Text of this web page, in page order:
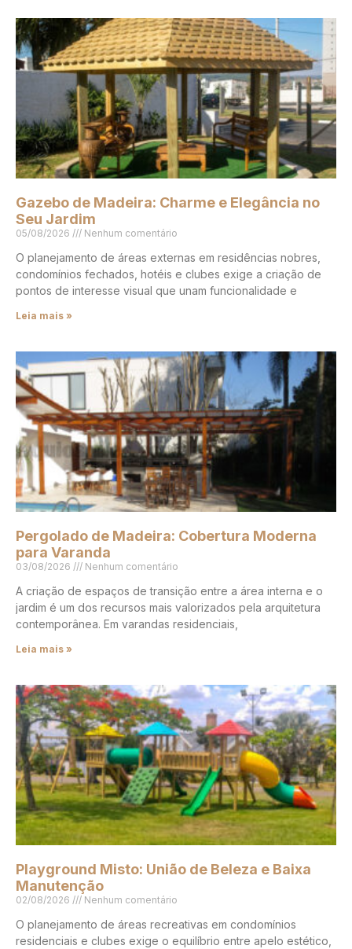
Gazebo de Madeira: Charme e Elegância no
Seu Jardim
05/08/2026 Nenhum comentário
O planejamento de áreas externas em residências nobres,
condomínios fechados, hotéis e clubes exige a criação de
pontos de interesse visual que unam funcionalidade e
Leia mais »
Pergolado de Madeira: Cobertura Moderna
para Varanda
03/08/2026 Nenhum comentário
A criação de espaços de transição entre a área interna e o
jardim é um dos recursos mais valorizados pela arquitetura
contemporânea. Em varandas residenciais,
Leia mais »
Playground Misto: União de Beleza e Baixa
Manutenção
02/08/2026 Nenhum comentário
O planejamento de áreas recreativas em condomínios
residenciais e clubes exige o equilíbrio entre apelo estético,